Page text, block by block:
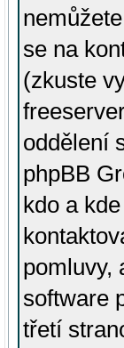
se na
(zkuste
oddělení
phpBB
kdo a
pomluvy,
software
třetí